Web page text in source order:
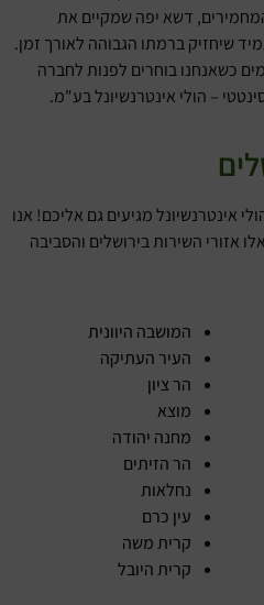
דשא יפה שמקיים את
שיחזיק ברמתו הגבוהה לאורך זמן.
כשאנחנו בוחרים לפנות לחברה
– הולי אינטרנשיונל בע"מ.
אינטרנשיונל מגיעים גם אליכם! אנו
אזורי השירות בירושלים והסביבה
המושבה היוונית
העיר העתיקה
הר ציון
מוצא
מחנה יהודה
הר הזיתים
נחלאות
עין כרם
קרית משה
קרית היובל